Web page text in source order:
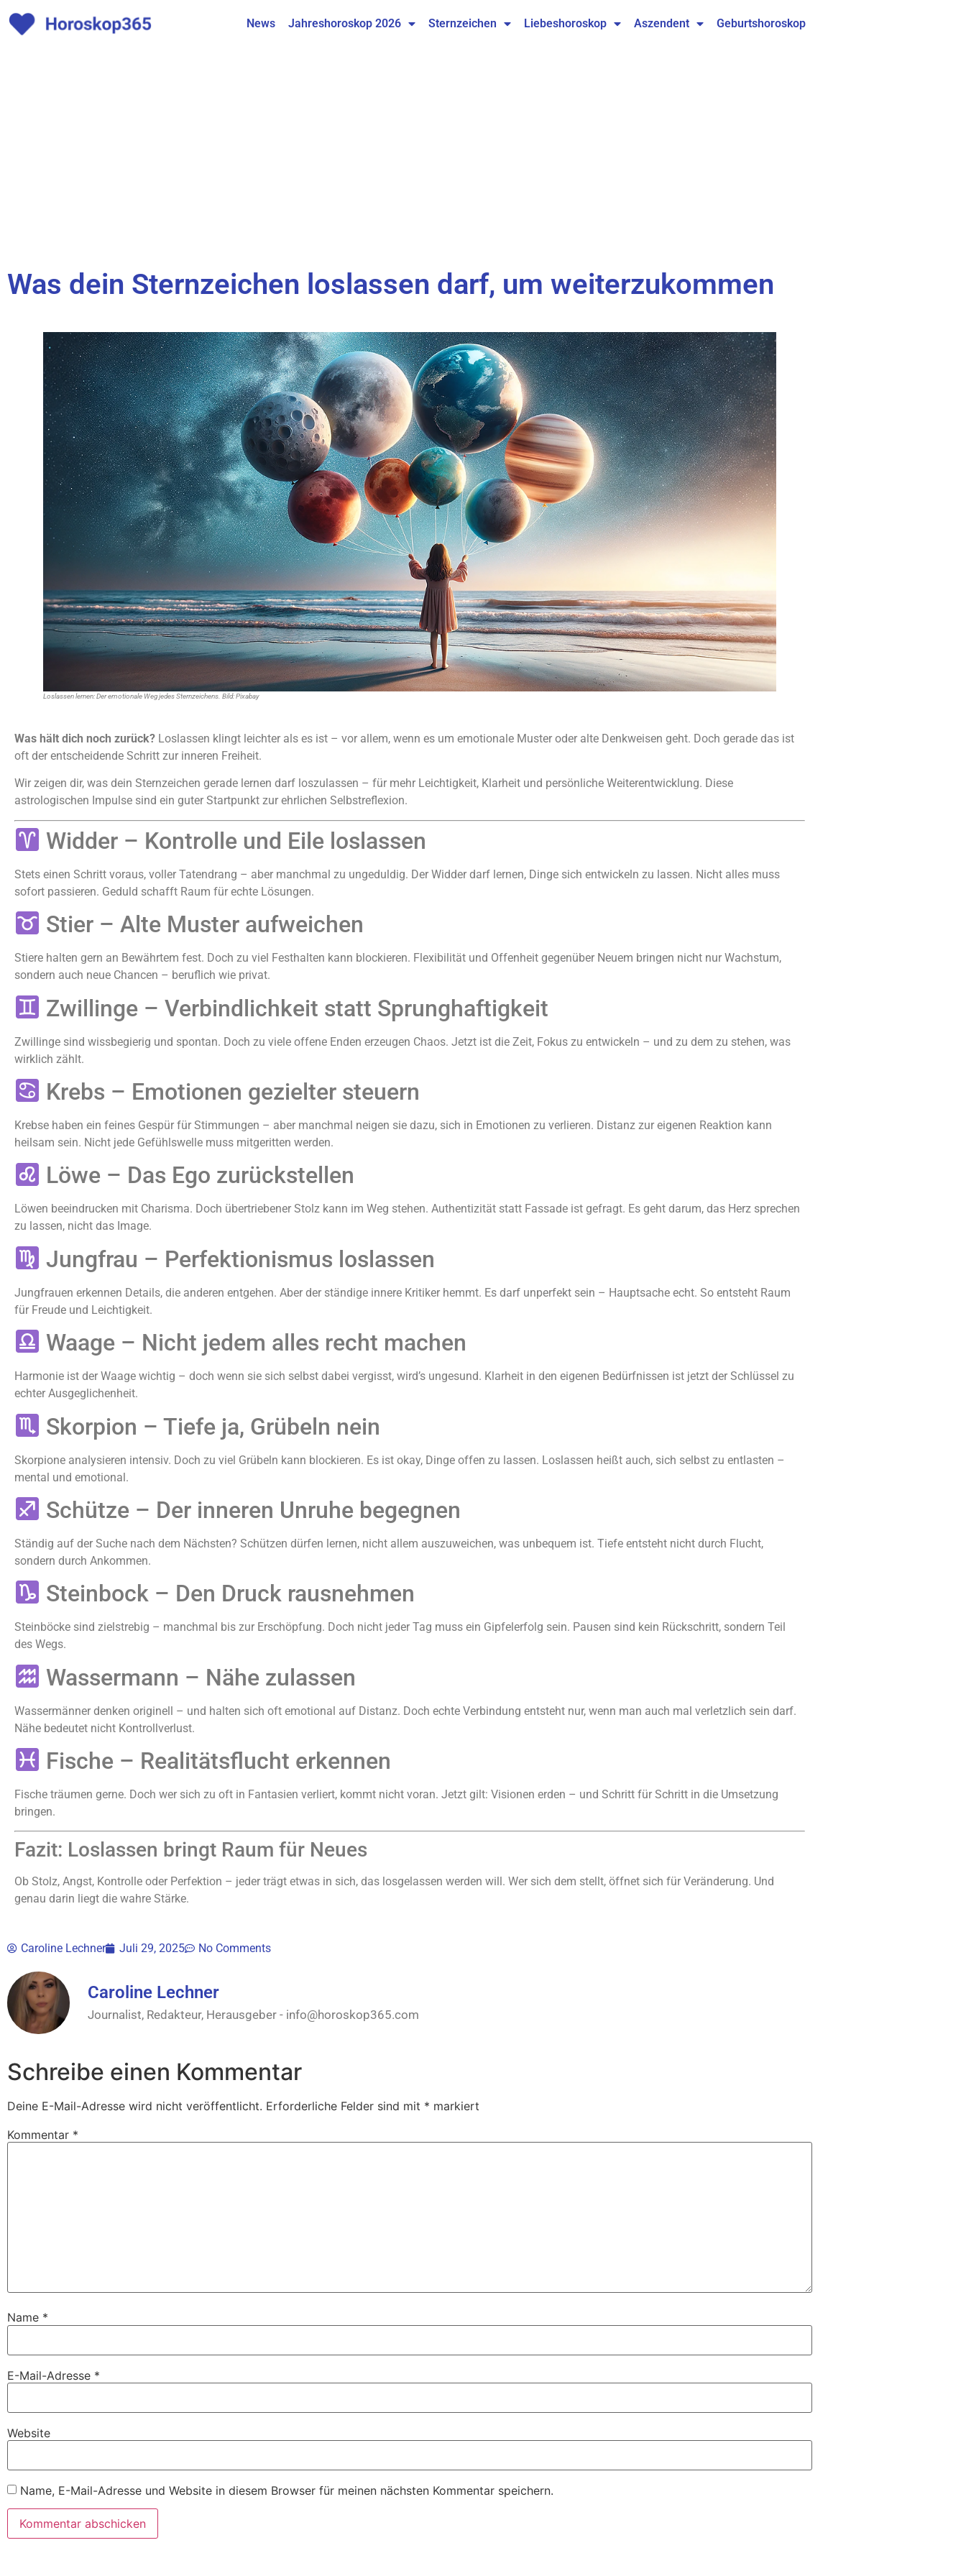
News Jahreshoroskop 2026 Sternzeichen Liebeshoroskop Aszendent Geburtshoroskop
Was dein Sternzeichen loslassen darf, um weiterzukommen
Loslassen lernen: Der emotionale Weg jedes Sternzeichens. Bild: Pixabay
Was hält dich noch zurück? Loslassen klingt leichter als es ist – vor allem, wenn es um emotionale Muster oder alte Denkweisen geht. Doch gerade das ist
oft der entscheidende Schritt zur inneren Freiheit.
Wir zeigen dir, was dein Sternzeichen gerade lernen darf loszulassen – für mehr Leichtigkeit, Klarheit und persönliche Weiterentwicklung. Diese
astrologischen Impulse sind ein guter Startpunkt zur ehrlichen Selbstreflexion.
Widder – Kontrolle und Eile loslassen
Stets einen Schritt voraus, voller Tatendrang – aber manchmal zu ungeduldig. Der Widder darf lernen, Dinge sich entwickeln zu lassen. Nicht alles muss
sofort passieren. Geduld schafft Raum für echte Lösungen.
Stier – Alte Muster aufweichen
Stiere halten gern an Bewährtem fest. Doch zu viel Festhalten kann blockieren. Flexibilität und Offenheit gegenüber Neuem bringen nicht nur Wachstum,
sondern auch neue Chancen – beruflich wie privat.
Zwillinge – Verbindlichkeit statt Sprunghaftigkeit
Zwillinge sind wissbegierig und spontan. Doch zu viele offene Enden erzeugen Chaos. Jetzt ist die Zeit, Fokus zu entwickeln – und zu dem zu stehen, was
wirklich zählt.
Krebs – Emotionen gezielter steuern
Krebse haben ein feines Gespür für Stimmungen – aber manchmal neigen sie dazu, sich in Emotionen zu verlieren. Distanz zur eigenen Reaktion kann
heilsam sein. Nicht jede Gefühlswelle muss mitgeritten werden.
Löwe – Das Ego zurückstellen
Löwen beeindrucken mit Charisma. Doch übertriebener Stolz kann im Weg stehen. Authentizität statt Fassade ist gefragt. Es geht darum, das Herz sprechen
zu lassen, nicht das Image.
Jungfrau – Perfektionismus loslassen
Jungfrauen erkennen Details, die anderen entgehen. Aber der ständige innere Kritiker hemmt. Es darf unperfekt sein – Hauptsache echt. So entsteht Raum
für Freude und Leichtigkeit.
Waage – Nicht jedem alles recht machen
Harmonie ist der Waage wichtig – doch wenn sie sich selbst dabei vergisst, wird’s ungesund. Klarheit in den eigenen Bedürfnissen ist jetzt der Schlüssel zu
echter Ausgeglichenheit.
Skorpion – Tiefe ja, Grübeln nein
Skorpione analysieren intensiv. Doch zu viel Grübeln kann blockieren. Es ist okay, Dinge offen zu lassen. Loslassen heißt auch, sich selbst zu entlasten –
mental und emotional.
Schütze – Der inneren Unruhe begegnen
Ständig auf der Suche nach dem Nächsten? Schützen dürfen lernen, nicht allem auszuweichen, was unbequem ist. Tiefe entsteht nicht durch Flucht,
sondern durch Ankommen.
Steinbock – Den Druck rausnehmen
Steinböcke sind zielstrebig – manchmal bis zur Erschöpfung. Doch nicht jeder Tag muss ein Gipfelerfolg sein. Pausen sind kein Rückschritt, sondern Teil
des Wegs.
Wassermann – Nähe zulassen
Wassermänner denken originell – und halten sich oft emotional auf Distanz. Doch echte Verbindung entsteht nur, wenn man auch mal verletzlich sein darf.
Nähe bedeutet nicht Kontrollverlust.
Fische – Realitätsflucht erkennen
Fische träumen gerne. Doch wer sich zu oft in Fantasien verliert, kommt nicht voran. Jetzt gilt: Visionen erden – und Schritt für Schritt in die Umsetzung
bringen.
Fazit: Loslassen bringt Raum für Neues
Ob Stolz, Angst, Kontrolle oder Perfektion – jeder trägt etwas in sich, das losgelassen werden will. Wer sich dem stellt, öffnet sich für Veränderung. Und
genau darin liegt die wahre Stärke.
Caroline Lechner Juli 29, 2025 No Comments
Caroline Lechner
Journalist, Redakteur, Herausgeber - info@horoskop365.com
Schreibe einen Kommentar
Deine E-Mail-Adresse wird nicht veröffentlicht. Erforderliche Felder sind mit * markiert
Kommentar *
Name *
E-Mail-Adresse *
Website
Name, E-Mail-Adresse und Website in diesem Browser für meinen nächsten Kommentar speichern.